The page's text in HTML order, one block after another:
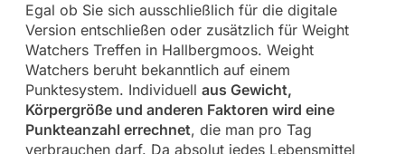
Egal ob Sie sich ausschließlich für die digitale
Version entschließen oder zusätzlich für Weight
Watchers Treffen in Hallbergmoos. Weight
Watchers beruht bekanntlich auf einem
Punktesystem. Individuell aus Gewicht,
Körpergröße und anderen Faktoren wird eine
Punkteanzahl errechnet, die man pro Tag
verbrauchen darf. Da absolut jedes Lebensmittel